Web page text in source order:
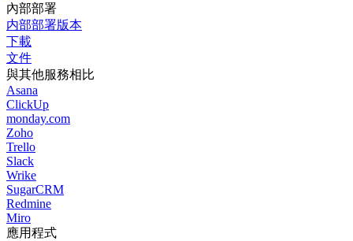
內部部署
内部部署版本
下載
文件
與其他服務相比
Asana
ClickUp
monday.com
Zoho
Trello
Slack
Wrike
SugarCRM
Redmine
Miro
應用程式